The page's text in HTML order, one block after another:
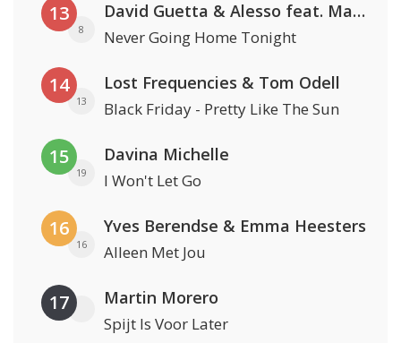
13
8
David Guetta & Alesso feat. Madison Love
Never Going Home Tonight
14
13
Lost Frequencies & Tom Odell
Black Friday - Pretty Like The Sun
15
19
Davina Michelle
I Won't Let Go
16
16
Yves Berendse & Emma Heesters
Alleen Met Jou
17 Martin Morero
Spijt Is Voor Later